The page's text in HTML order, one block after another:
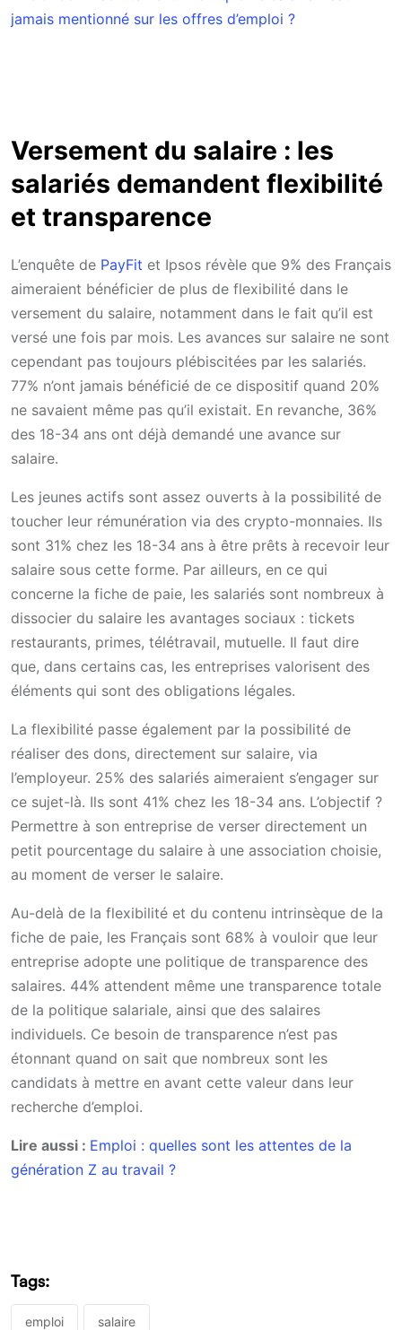
jamais mentionné sur les offres d’emploi ?
Versement du salaire : les
salariés demandent flexibilité
et transparence
L’enquête de PayFit et Ipsos révèle que 9% des Français
aimeraient bénéficier de plus de flexibilité dans le
versement du salaire, notamment dans le fait qu’il est
versé une fois par mois. Les avances sur salaire ne sont
cependant pas toujours plébiscitées par les salariés.
77% n’ont jamais bénéficié de ce dispositif quand 20%
ne savaient même pas qu’il existait. En revanche, 36%
des 18-34 ans ont déjà demandé une avance sur
salaire.
Les jeunes actifs sont assez ouverts à la possibilité de
toucher leur rémunération via des crypto-monnaies. Ils
sont 31% chez les 18-34 ans à être prêts à recevoir leur
salaire sous cette forme. Par ailleurs, en ce qui
concerne la fiche de paie, les salariés sont nombreux à
dissocier du salaire les avantages sociaux : tickets
restaurants, primes, télétravail, mutuelle. Il faut dire
que, dans certains cas, les entreprises valorisent des
éléments qui sont des obligations légales.
La flexibilité passe également par la possibilité de
réaliser des dons, directement sur salaire, via
l’employeur. 25% des salariés aimeraient s’engager sur
ce sujet-là. Ils sont 41% chez les 18-34 ans. L’objectif ?
Permettre à son entreprise de verser directement un
petit pourcentage du salaire à une association choisie,
au moment de verser le salaire.
Au-delà de la flexibilité et du contenu intrinsèque de la
fiche de paie, les Français sont 68% à vouloir que leur
entreprise adopte une politique de transparence des
salaires. 44% attendent même une transparence totale
de la politique salariale, ainsi que des salaires
individuels. Ce besoin de transparence n’est pas
étonnant quand on sait que nombreux sont les
candidats à mettre en avant cette valeur dans leur
recherche d’emploi.
Lire aussi : Emploi : quelles sont les attentes de la
génération Z au travail ?
Tags:
emploi salaire